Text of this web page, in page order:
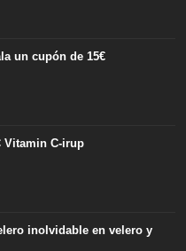
un cupón de 15€
Vitamin C-irup
inolvidable en velero y